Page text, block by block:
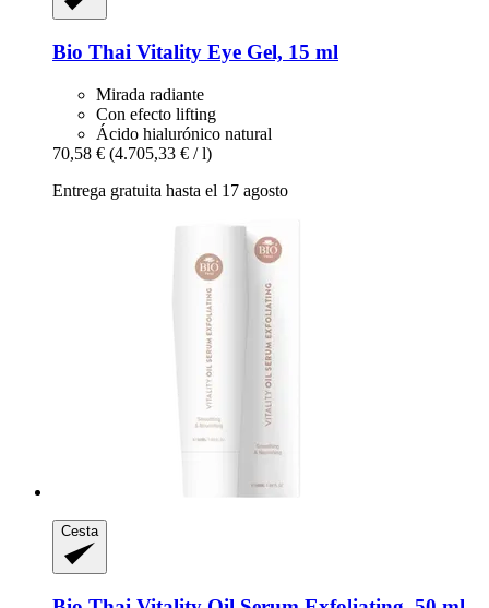
Bio Thai Vitality Eye Gel, 15 ml
Mirada radiante
Con efecto lifting
Ácido hialurónico natural
70,58 € (4.705,33 € / l)
Entrega gratuita hasta el 17 agosto
Cesta